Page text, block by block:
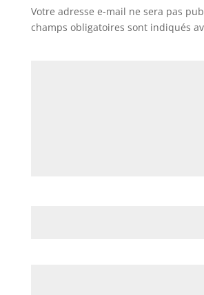
Votre adresse e-mail ne sera pas
champs obligatoires sont indiqués